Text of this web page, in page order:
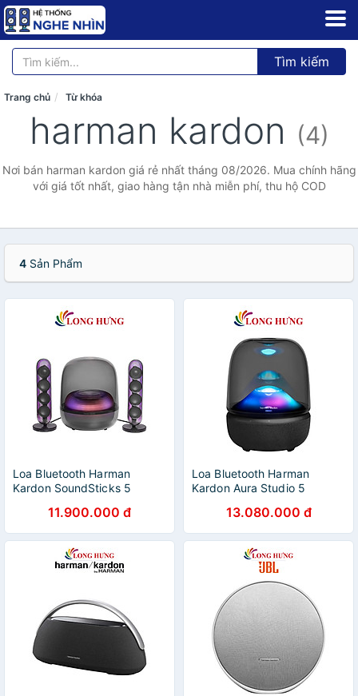
Tìm kiếm
Trang chủ Từ khóa
harman kardon (4)
Nơi bán harman kardon giá rẻ nhất tháng 08/2026. Mua chính hãng
với giá tốt nhất, giao hàng tận nhà miễn phí, thu hộ COD
4 Sản Phẩm
Loa Bluetooth Harman
Kardon SoundSticks 5
chính hãng11.900.000 đ
Loa Bluetooth Harman
Kardon Aura Studio 5
13.080.000 đ